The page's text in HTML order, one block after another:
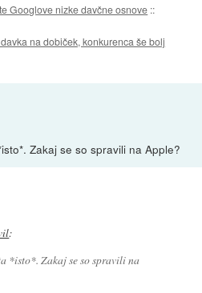
Googlove nizke davčne osnove ::
na dobiček, konkurenca še bolj
Zakaj se so spravili na Apple?
:
*isto*. Zakaj se so spravili na